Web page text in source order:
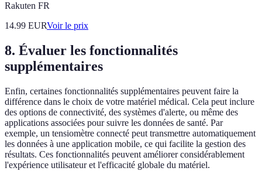
Rakuten FR
14.99 EURVoir le prix
8. Évaluer les fonctionnalités
supplémentaires
Enfin, certaines fonctionnalités supplémentaires peuvent faire la
différence dans le choix de votre matériel médical. Cela peut inclure
des options de connectivité, des systèmes d'alerte, ou même des
applications associées pour suivre les données de santé. Par
exemple, un tensiomètre connecté peut transmettre automatiquement
les données à une application mobile, ce qui facilite la gestion des
résultats. Ces fonctionnalités peuvent améliorer considérablement
l'expérience utilisateur et l'efficacité globale du matériel.